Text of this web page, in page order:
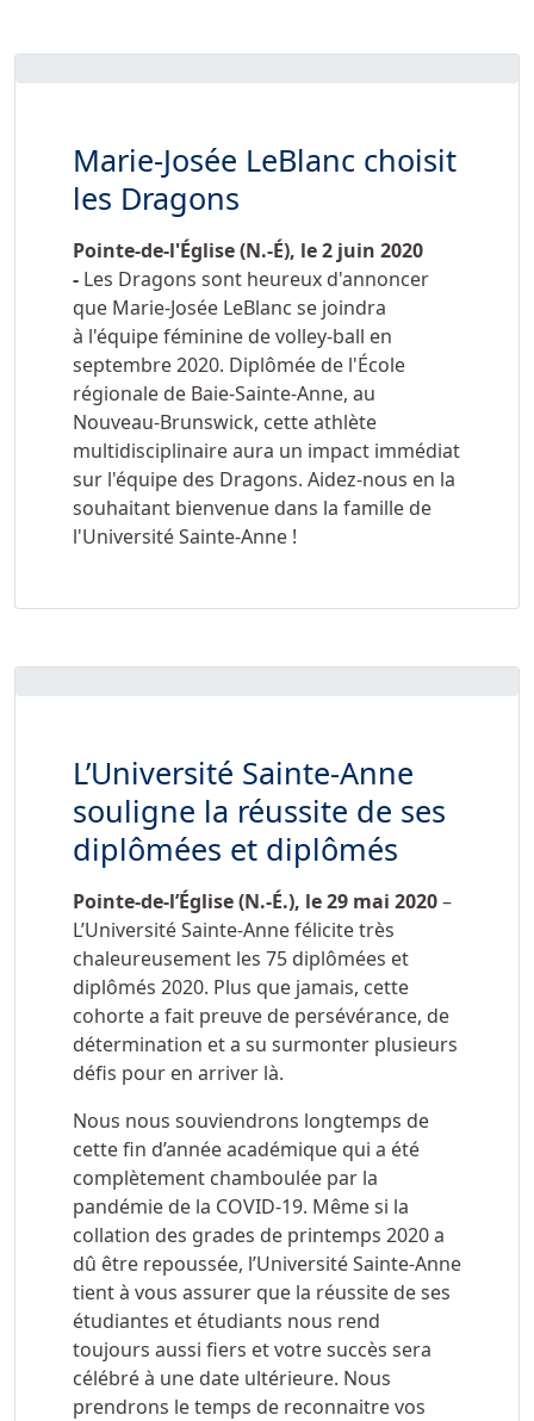
Marie-Josée LeBlanc choisit
les Dragons
Pointe-de-l'Église (N.-É), le 2 juin 2020
- Les Dragons sont heureux d'annoncer
que Marie-Josée LeBlanc se joindra
à l'équipe féminine de volley-ball en
septembre 2020. Diplômée de l'École
régionale de Baie-Sainte-Anne, au
Nouveau-Brunswick, cette athlète
multidisciplinaire aura un impact immédiat
sur l'équipe des Dragons. Aidez-nous en la
souhaitant bienvenue dans la famille de
l'Université Sainte-Anne !
L’Université Sainte-Anne
souligne la réussite de ses
diplômées et diplômés
Pointe-de-l’Église (N.-É.), le 29 mai 2020–
L’Université Sainte-Anne félicite très
chaleureusement les 75 diplômées et
diplômés 2020. Plus que jamais, cette
cohorte a fait preuve de persévérance, de
détermination et a su surmonter plusieurs
défis pour en arriver là.
Nous nous souviendrons longtemps de
cette fin d’année académique qui a été
complètement chamboulée par la
pandémie de la COVID-19. Même si la
collation des grades de printemps 2020 a
dû être repoussée, l’Université Sainte-Anne
tient à vous assurer que la réussite de ses
étudiantes et étudiants nous rend
toujours aussi fiers et votre succès sera
célébré à une date ultérieure. Nous
prendrons le temps de reconnaitre vos